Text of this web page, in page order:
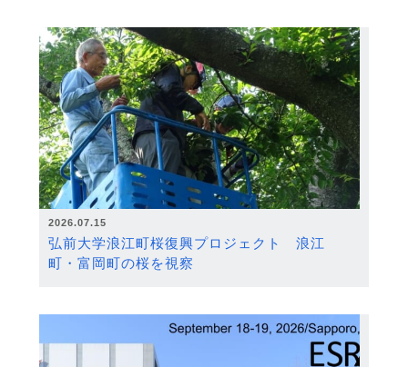
2026.07.15
弘前大学浪江町桜復興プロジェクト 浪江
町・富岡町の桜を視察